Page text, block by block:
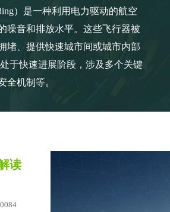
系列高压差分探头
）是一种利用电力驱动的航空
噪音和排放水平。这些飞行器被
堵、提供快速城市间或城市内部
于快速进展阶段，涉及多个关键
机制等。
读